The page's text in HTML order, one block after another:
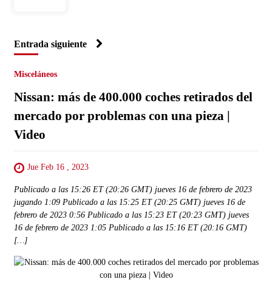
Entrada siguiente
Misceláneos
Nissan: más de 400.000 coches retirados del
mercado por problemas con una pieza |
Video
Jue Feb 16 , 2023
Publicado a las 15:26 ET (20:26 GMT) jueves 16 de febrero de 2023
jugando 1:09 Publicado a las 15:25 ET (20:25 GMT) jueves 16 de
febrero de 2023 0:56 Publicado a las 15:23 ET (20:23 GMT) jueves
16 de febrero de 2023 1:05 Publicado a las 15:16 ET (20:16 GMT)
[…]